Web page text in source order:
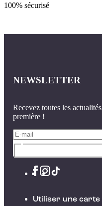
100% sécurisé
NEWSLETTER
Recevez toutes les
première !
Utiliser une carte